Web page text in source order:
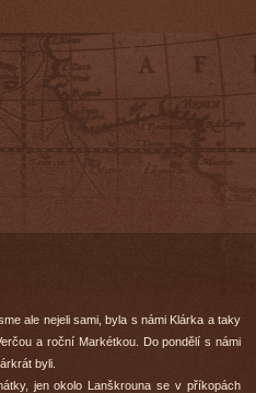
ale nejeli sami, byla s námi Klárka a taky
a roční Markétkou. Do pondělí s námi
byli.
jen okolo Lanškrouna se v příkopách